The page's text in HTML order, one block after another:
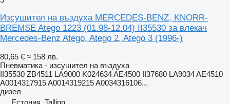
Изсушител на въздуха MERCEDES-BENZ, KNORR-
BREMSE Atego 1223 (01.98-12.04) II35530 за влекач
Mercedes-Benz Atego, Atego 2, Atego 3 (1996-)
80,65 € ≈ 158 лв.
Пневматика - изсушител на въздуха
II35530 ZB4511 LA9000 K024634 AE4500 II37680 LA9034 AE4510
A0014317915 A0014319215 A0034316106...
дизел
Естония, Tallinn